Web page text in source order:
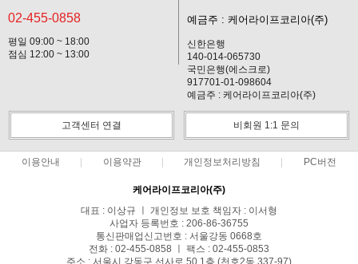
02-455-0858
평일 09:00 ~ 18:00
점심 12:00 ~ 13:00
예금주 : 케어라이프코리아(주)
신한은행
140-014-065730
국민은행(에스크로)
917701-01-098604
예금주 : 케어라이프코리아(주)
고객센터 연결 비회원 1:1 문의
이용안내 이용약관 개인정보처리방침 PC버전
케어라이프코리아(주)
대표 : 이상규 ㅣ 개인정보 보호 책임자 : 이서형
사업자 등록번호 : 206-86-36755
통신판매업신고번호 : 서울강동 0668호
전화 : 02-455-0858 ㅣ 팩스 : 02-455-0853
주소 : 서울시 강동구 선사로 50 1층 (천호2동 337-97)